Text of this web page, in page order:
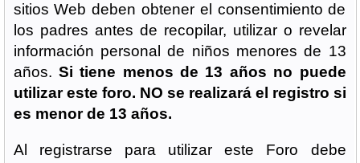
sitios Web deben obtener el consentimiento de
los padres antes de recopilar, utilizar o revelar
información personal de niños menores de 13
años. Si tiene menos de 13 años no puede
utilizar este foro. NO se realizará el registro si
es menor de 13 años.
Al registrarse para utilizar este Foro debe